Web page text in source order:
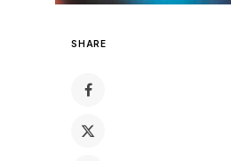
SHARE